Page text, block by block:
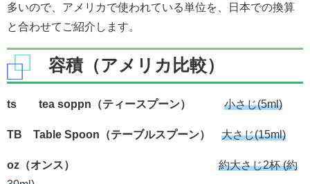
多いので、アメリカで使われている単位を、日本での換算
と合わせてご紹介します。
容積（アメリカ比較）
ts tea soppn（ティースプーン） 小さじ(5ml)
TB Table Spoon（テーブルスプーン） 大さじ(15ml)
oz（オンス）
約大さじ2杯 (約